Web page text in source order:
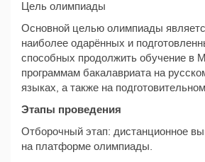
Цель олимпиады
Основной целью олимпиады
наиболее одарённых и
способных продолжить обучение
программам бакалавриата на
языках, а также на
Этапы проведения
Отборочный этап: дистанционное
на платформе олимпиады.